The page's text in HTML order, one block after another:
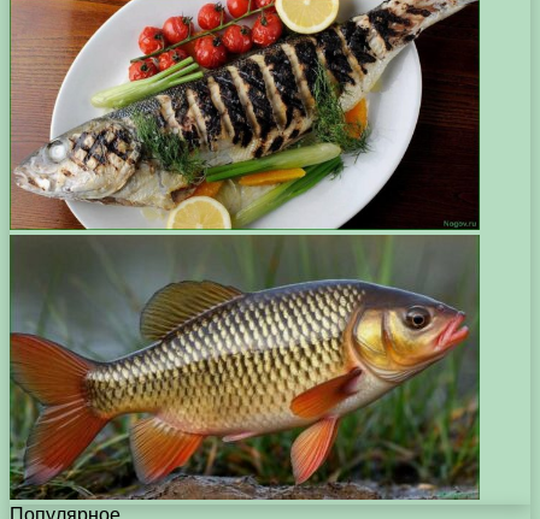
Популярное